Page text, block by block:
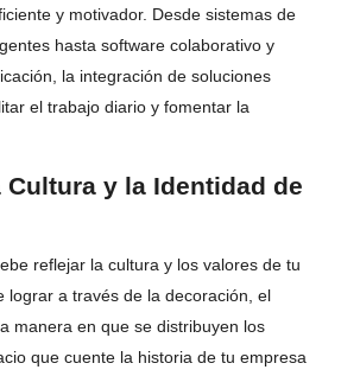
y motivador. Desde sistemas de
hasta software colaborativo y
la integración de soluciones
el trabajo diario y fomentar la
Cultura y la Identidad de
reflejar la cultura y los valores de tu
lograr a través de la decoración, el
manera en que se distribuyen los
que cuente la historia de tu empresa